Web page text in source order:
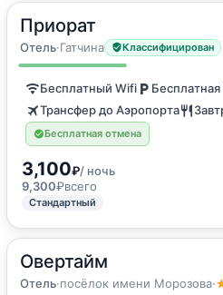
Приорат
Отель·Гатчина Классифицирован
18м2·2 гостя
Двухместный номер с 1 кроватью
Бесплатный Wifi
Трансфер до Аэропорта
Бесплатная отмена
3,100₽/ ночь
9,300₽всего
Стандартный
Овертайм
Отель·посёлок имени Морозова·
19м2·4 гостя
Четырехместный номер